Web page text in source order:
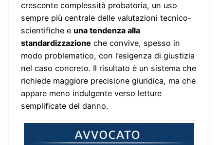
crescente complessità probatoria, un uso
sempre più centrale delle valutazioni tecnico-
scientifiche e una tendenza alla
standardizzazione che convive, spesso in
modo problematico, con l’esigenza di giustizia
nel caso concreto. Il risultato è un sistema che
richiede maggiore precisione giuridica, ma che
appare meno indulgente verso letture
semplificate del danno.